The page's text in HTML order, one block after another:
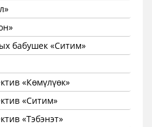
бабушек «Ситим»
«Көмүлүөк»
«Ситим»
«Тэбэнэт»